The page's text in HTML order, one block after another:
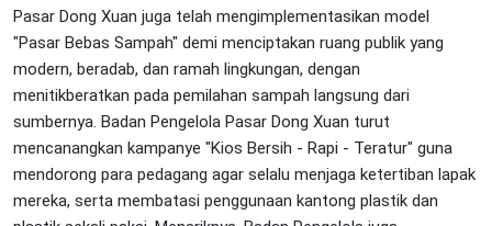
Pasar Dong Xuan juga telah mengimplementasikan model
"Pasar Bebas Sampah" demi menciptakan ruang publik yang
modern, beradab, dan ramah lingkungan, dengan
menitikberatkan pada pemilahan sampah langsung dari
sumbernya. Badan Pengelola Pasar Dong Xuan turut
mencanangkan kampanye "Kios Bersih - Rapi - Teratur" guna
mendorong para pedagang agar selalu menjaga ketertiban lapak
mereka, serta membatasi penggunaan kantong plastik dan